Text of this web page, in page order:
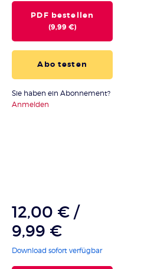
PDF bestellen
(9,99 €)
Abo testen
Sie haben ein Abonnement?
Anmelden
12,00 € /
9,99 €
Download sofort verfügbar